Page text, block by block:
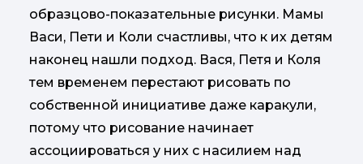
образцово-показательные рисунки. Мамы
Васи, Пети и Коли счастливы, что к их детям
наконец нашли подход. Вася, Петя и Коля
тем временем перестают рисовать по
собственной инициативе даже каракули,
потому что рисование начинает
ассоциироваться у них с насилием над